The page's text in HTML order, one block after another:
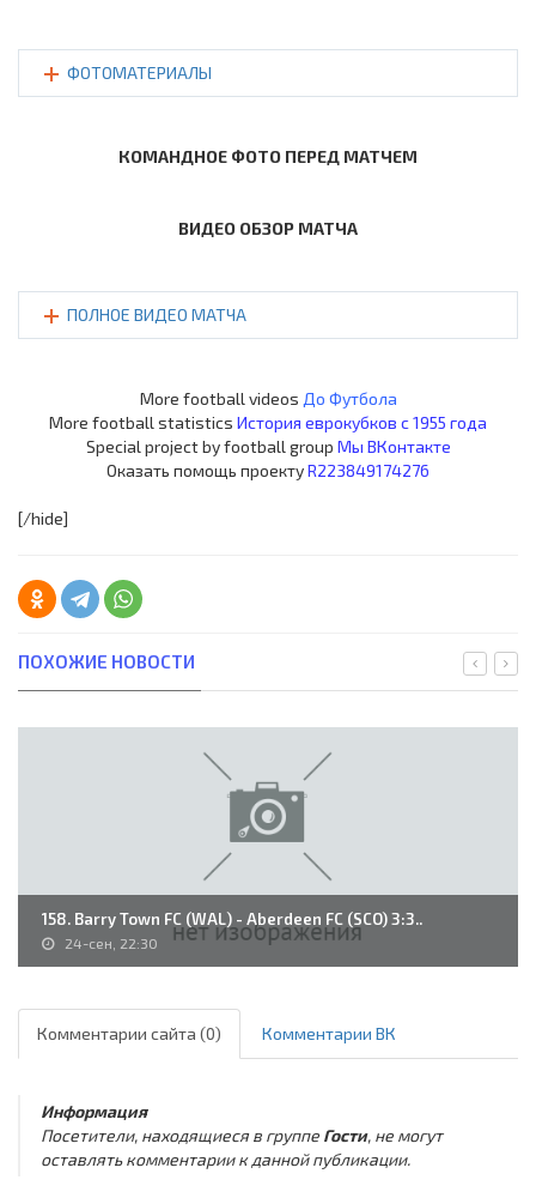
ФОТОМАТЕРИАЛЫ
КОМАНДНОЕ ФОТО ПЕРЕД МАТЧЕМ
ВИДЕО ОБЗОР МАТЧА
ПОЛНОЕ ВИДЕО МАТЧА
More football videos До Футбола
More football statistics История еврокубков с 1955 года
Special project by football group Мы ВКонтакте
Оказать помощь проектуR223849174276
[/hide]
ПОХОЖИЕ НОВОСТИ
158. Barry Town FC (WAL) - Aberdeen FC (SCO) 3:3..
24-сен, 22:30
Комментарии сайта (0) Комментарии ВК
Информация
Посетители, находящиеся в группе Гости, не могут
оставлять комментарии к данной публикации.